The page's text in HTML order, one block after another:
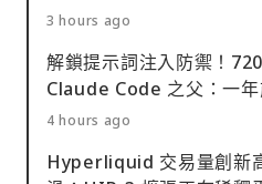
3 hours ago
解鎖提示詞注入防禦！
Claude Code 之父：一
4 hours ago
Hyperliquid 交易量創新